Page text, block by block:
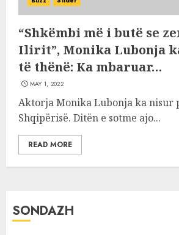
“Shkëmbi më i butë se
Ilirit”, Monika Lubonja
të thënë: Ka mbaruar…
MAY 1, 2022
Aktorja Monika Lubonja ka nisur
Shqipërisë. Ditën e sotme ajo...
READ MORE
SONDAZH